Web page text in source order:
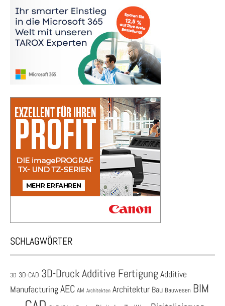
SCHLAGWÖRTER
3D 3D-CAD 3D-DruckAdditive Fertigung Additive
ManufacturingAEC AM Architekten Architektur Bau Bauwesen BIM